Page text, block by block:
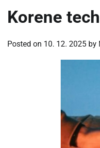
Korene
Posted on 10. 12. 2025 by